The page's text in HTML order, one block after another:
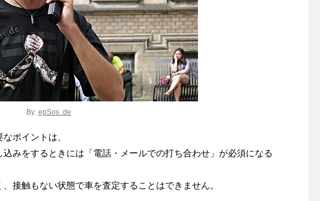
By: epSos .de
ポイントは、
みをするときには「電話・メールでの打ち合わせ」が必須になる
接触もない状態で車を査定することはできません。